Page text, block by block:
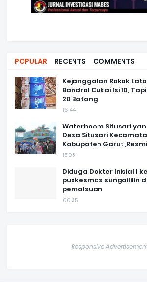
POPULAR RECENTS COMMENTS
Kejanggalan Rokok
Bandrol Cukai Isi 10,
20 Batang
16.44
Waterboom Situsari
Desa Situsari
Kabupaten Garut
15.03
Diduga Dokter Inisial I
puskesmas sungaililin
pemalsuan
00.35
Responsive